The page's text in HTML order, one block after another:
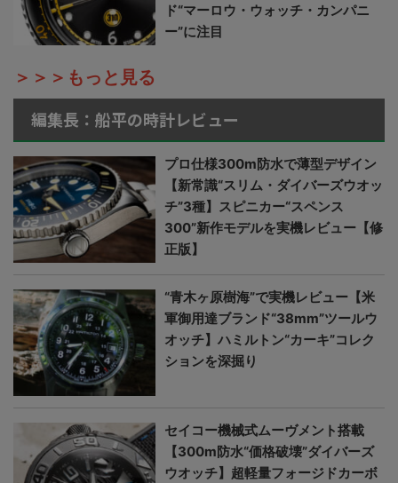
ド“マーロウ・ウォッチ・カンパニ
ー”に注目
＞＞＞もっと見る
編集長：船平の時計レビュー
プロ仕様300m防水で薄型デザイン
【新常識“スリム・ダイバーズウオッ
チ”3種】スピニカー“スペンス
300”新作モデルを実機レビュー【修
正版】
“青木ヶ原樹海”で実機レビュー【米
軍御用達ブランド“38mm”ツールウ
オッチ】ハミルトン“カーキ”コレク
ションを深掘り
セイコー機械式ムーヴメント搭載
【300m防水“価格破壊”ダイバーズ
ウオッチ】超軽量フォージドカーボ